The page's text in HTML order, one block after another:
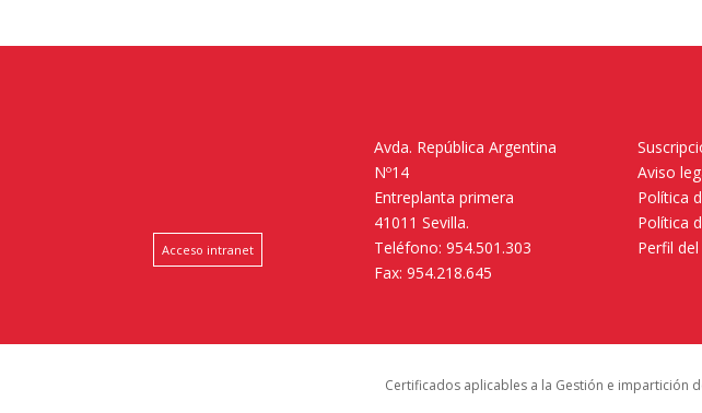
Acceso intranet
Avda. República Argentina
Nº14
Entreplanta primera
41011 Sevilla.
Teléfono: 954.501.303
Fax: 954.218.645
Aviso
Política
Política
Perfil
Certificados aplicables a la Gestión e